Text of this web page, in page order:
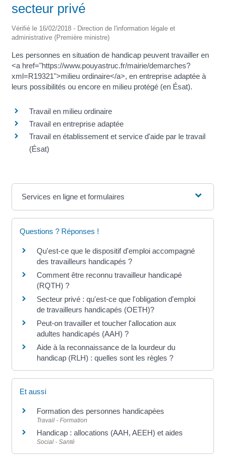
secteur privé
Vérifié le 16/02/2018 - Direction de l'information légale et
administrative (Première ministre)
Les personnes en situation de handicap peuvent travailler en
<a href="https://www.pouyastruc.fr/mairie/demarches?
xml=R19321">milieu ordinaire</a>, en entreprise adaptée à
leurs possibilités ou encore en milieu protégé (en Ésat).
Travail en milieu ordinaire
Travail en entreprise adaptée
Travail en établissement et service d'aide par le travail
(Ésat)
Services en ligne et formulaires
Questions ? Réponses !
Qu'est-ce que le dispositif d'emploi accompagné
des travailleurs handicapés ?
Comment être reconnu travailleur handicapé
(RQTH) ?
Secteur privé : qu'est-ce que l'obligation d'emploi
de travailleurs handicapés (OETH)?
Peut-on travailler et toucher l'allocation aux
adultes handicapés (AAH) ?
Aide à la reconnaissance de la lourdeur du
handicap (RLH) : quelles sont les règles ?
Et aussi
Formation des personnes handicapées
Travail - Formation
Handicap : allocations (AAH, AEEH) et aides
Social - Santé